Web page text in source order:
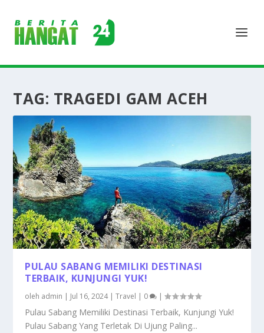
TAG: TRAGEDI GAM ACEH
PULAU SABANG MEMILIKI DESTINASI
TERBAIK, KUNJUNGI YUK!
oleh admin | Jul 16, 2024|Travel | 0 |
Pulau Sabang Memiliki Destinasi Terbaik, Kunjungi Yuk!
Pulau Sabang Yang Terletak Di Ujung Paling...